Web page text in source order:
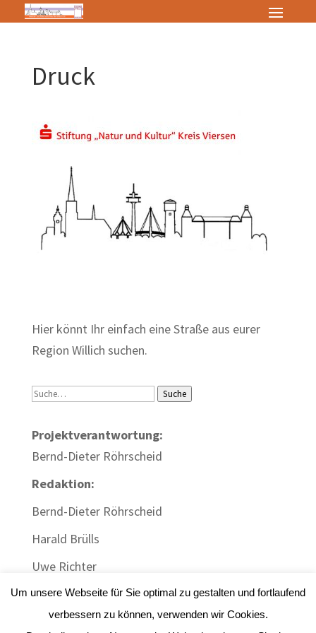
Druck
Hier könnt Ihr einfach eine Straße aus eurer
Region Willich suchen.
Suche Suche
Projektverantwortung:
Bernd-Dieter Röhrscheid
Redaktion:
Bernd-Dieter Röhrscheid
Harald Brülls
Uwe Richter
Um unsere Webseite für Sie optimal zu gestalten und fortlaufend
verbessern zu können, verwenden wir Cookies.